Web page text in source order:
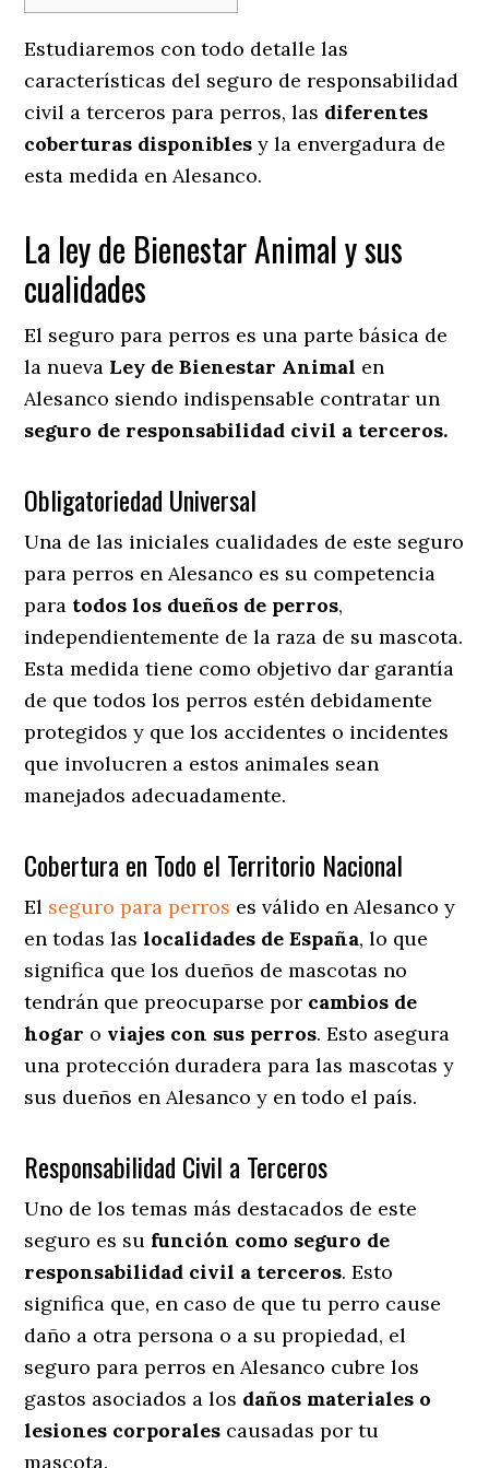
Estudiaremos con todo detalle las
características del seguro de responsabilidad
civil a terceros para perros, las diferentes
coberturas disponibles y la envergadura de
esta medida en Alesanco.
La ley de Bienestar Animal y sus
cualidades
El seguro para perros es una parte básica de
la nueva Ley de Bienestar Animal en
Alesanco siendo indispensable contratar un
seguro de responsabilidad civil a terceros.
Obligatoriedad Universal
Una de las iniciales cualidades de este seguro
para perros en Alesanco es su competencia
para todos los dueños de perros,
independientemente de la raza de su mascota.
Esta medida tiene como objetivo dar garantía
de que todos los perros estén debidamente
protegidos y que los accidentes o incidentes
que involucren a estos animales sean
manejados adecuadamente.
Cobertura en Todo el Territorio Nacional
El seguro para perros es válido en Alesanco y
en todas laslocalidades de España, lo que
significa que los dueños de mascotas no
tendrán que preocuparse por cambios de
hogar o viajes con sus perros. Esto asegura
una protección duradera para las mascotas y
sus dueños en Alesanco y en todo el país.
Responsabilidad Civil a Terceros
Uno de los temas más destacados de este
seguro es su función como seguro de
responsabilidad civil a terceros. Esto
significa que, en caso de que tu perro cause
daño a otra persona o a su propiedad, el
seguro para perros en Alesanco cubre los
gastos asociados a los daños materiales o
lesiones corporales causadas por tu
mascota.